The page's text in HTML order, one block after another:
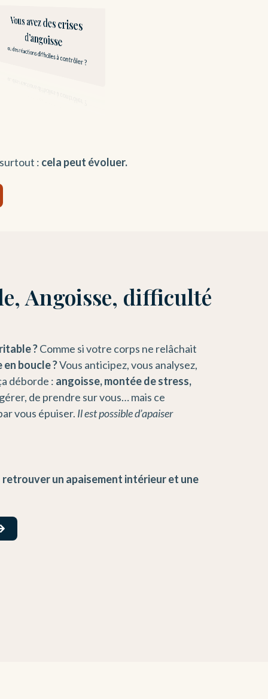
Vous avez des crises
d’angoisse
ou des réactions difficiles à contrôler ?
: cela peut évoluer.
Angoisse, difficulté
?Comme si votre corps ne relâchait
boucle ?Vous anticipez, vous analysez,
déborde : angoisse, montée de stress,
de prendre sur vous… mais ce
vous épuiser. Il est possible d’apaiser
retrouver un apaisement intérieur et une